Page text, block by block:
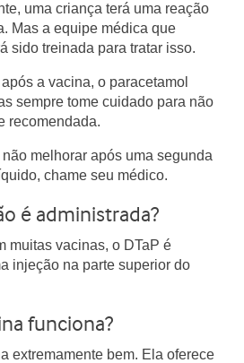
uma criança terá uma reação
Mas a equipe médica que
sido treinada para tratar isso.
a vacina, o paracetamol
sempre tome cuidado para não
recomendada.
melhorar após uma segunda
chame seu médico.
é administrada?
muitas vacinas, o DTaP é
injeção na parte superior do
funciona?
extremamente bem. Ela oferece